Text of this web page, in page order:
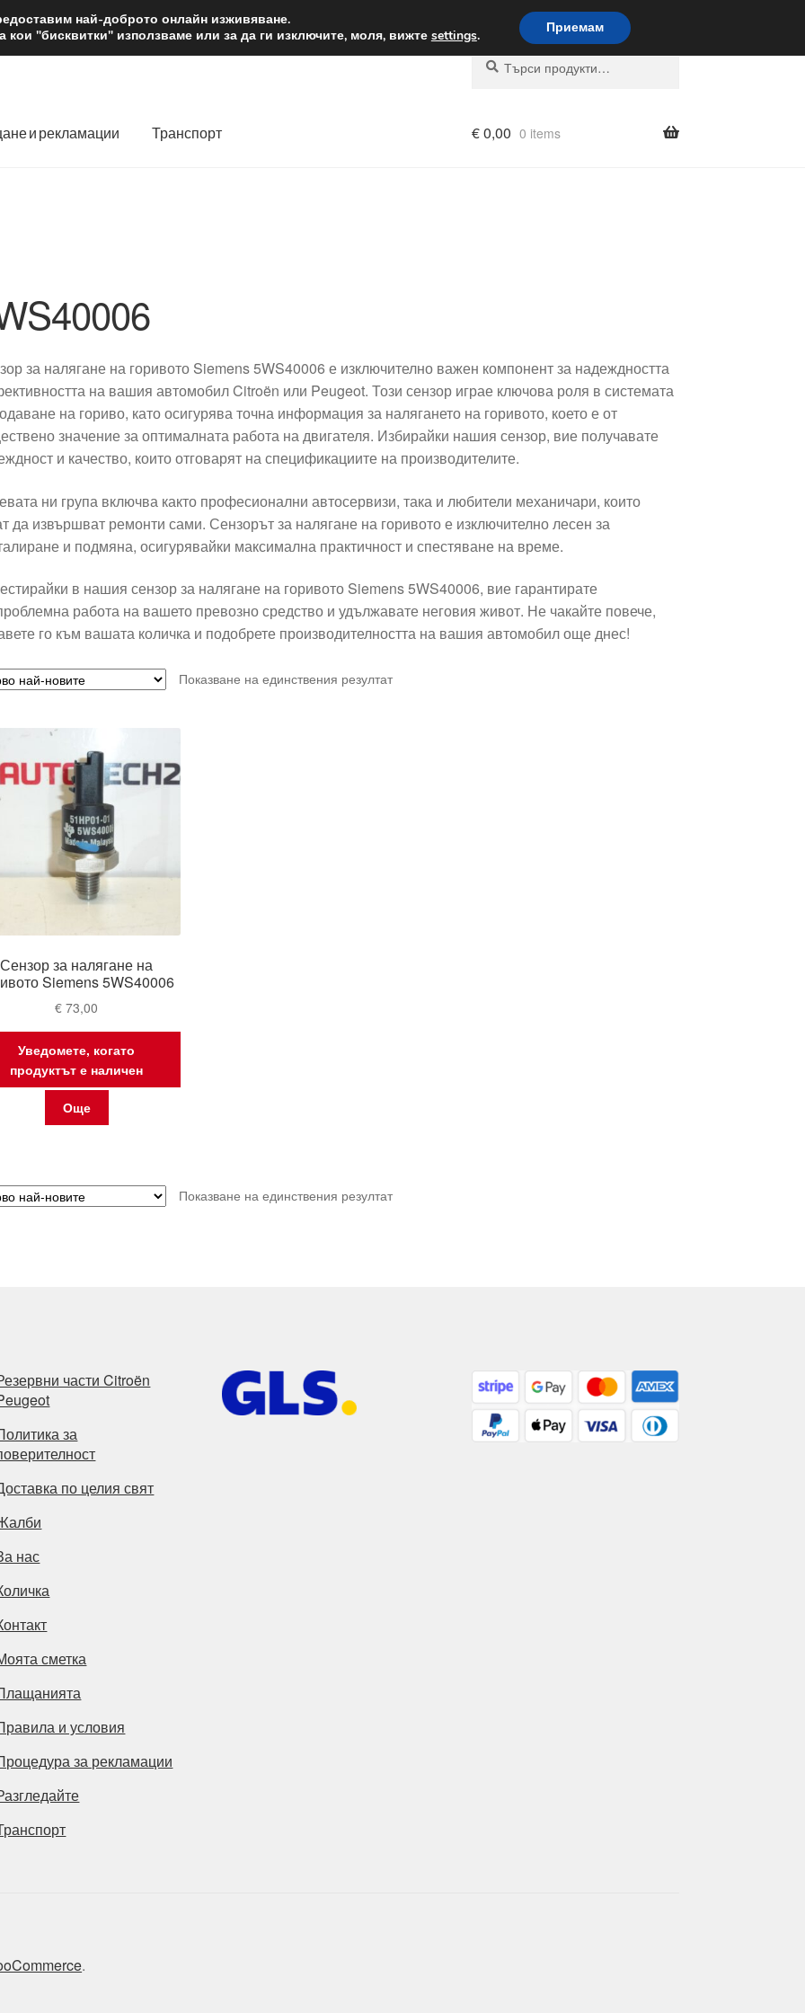
лв. Доставка по целия свят
Търсене
Търсене
и рекламации Транспорт €0,00 0 items
за налягане на горивото Siemens 5WS40006 е изключително важен компонент за надеждността
на вашия автомобил Citroën или Peugeot. Този сензор играе ключова роля в системата
на гориво, като осигурява точна информация за налягането на горивото, което е от
значение за оптималната работа на двигателя. Избирайки нашия сензор, вие получавате
и качество, които отговарят на спецификациите на производителите.
ни група включва както професионални автосервизи, така и любители механичари, които
да извършват ремонти сами. Сензорът за налягане на горивото е изключително лесен за
и подмяна, осигурявайки максимална практичност и спестяване на време.
в нашия сензор за налягане на горивото Siemens 5WS40006, вие гарантирате
работа на вашето превозно средство и удължавате неговия живот. Не чакайте повече,
го към вашата количка и подобрете производителността на вашия автомобил още днес!
Показване на единствения резултат
Сензор за налягане на
Siemens 5WS40006
€ 73,00
Уведомете, когато
продуктът е наличен
Още
Показване на единствения резултат
части Citroën
за
по целия свят
нас
сметка
и условия
за рекламации
.
най-доброто онлайн изживяване.
"бисквитки" използваме или за да ги изключите, моля, вижте settings. Приемам